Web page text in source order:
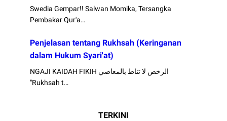
Swedia Gempar!! Salwan Momika, Tersangka
Pembakar Qur'a…
Penjelasan tentang Rukhsah (Keringanan
dalam Hukum Syari'at)
NGAJI KAIDAH FIKIH الرخص لا تناط بالمعاصي
"Rukhsah t…
TERKINI